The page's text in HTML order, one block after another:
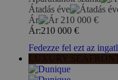
Átadás éve
Ár
210 000 €
Ár:210 000 €
Fedezze fel ezt az
LUXURY SEAFRONT